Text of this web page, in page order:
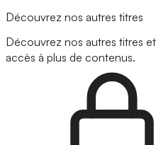
Découvrez nos autres titres
Découvrez nos autres titres
accès à plus de contenus.